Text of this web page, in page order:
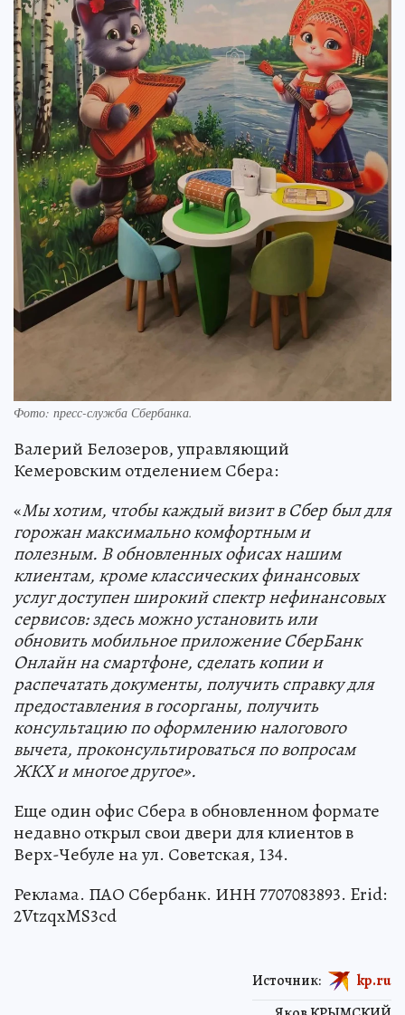
Фото: пресс-служба Сбербанка.
Валерий Белозеров, управляющий
Кемеровским отделением Сбера:
«Мы хотим, чтобы каждый визит в Сбер был для
горожан максимально комфортным и
полезным. В обновленных офисах нашим
клиентам, кроме классических финансовых
услуг доступен широкий спектр нефинансовых
сервисов: здесь можно установить или
обновить мобильное приложение СберБанк
Онлайн на смартфоне, сделать копии и
распечатать документы, получить справку для
предоставления в госорганы, получить
консультацию по оформлению налогового
вычета, проконсультироваться по вопросам
ЖКХ и многое другое».
Еще один офис Сбера в обновленном формате
недавно открыл свои двери для клиентов в
Верх-Чебуле на ул. Советская, 134.
Реклама. ПАО Сбербанк. ИНН 7707083893. Erid:
2VtzqxMS3cd
Источник: kp.ru